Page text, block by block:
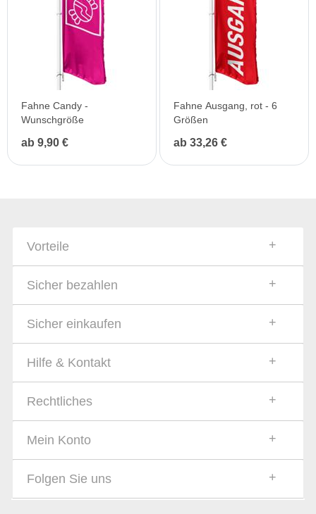
Fahne Candy -
Wunschgröße
ab 9,90 €
Fahne Ausgang, rot - 6
Größen
ab 33,26 €
Vorteile
Sicher bezahlen
Sicher einkaufen
Hilfe & Kontakt
Rechtliches
Mein Konto
Folgen Sie uns